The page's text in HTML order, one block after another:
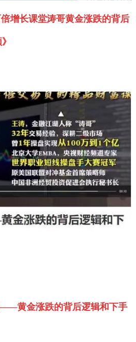
倍增长课堂涛哥黄金涨跌的背后
黄金涨跌的背后逻辑和下手